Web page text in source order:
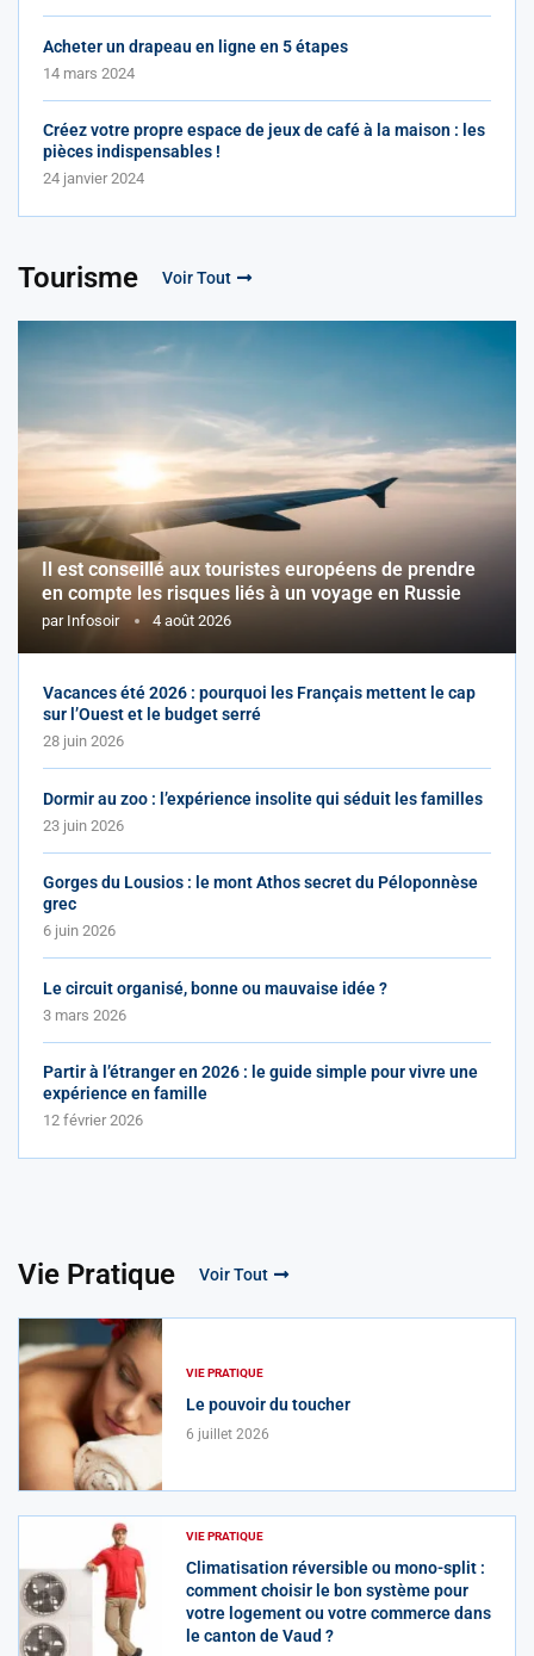
Acheter un drapeau en ligne en 5 étapes
14 mars 2024
Créez votre propre espace de jeux de café à la maison : les
pièces indispensables !
24 janvier 2024
Tourisme Voir Tout
Il est conseillé aux touristes européens de prendre
en compte les risques liés à un voyage en Russie
par Infosoir 4 août 2026
Vacances été 2026 : pourquoi les Français mettent le cap
sur l’Ouest et le budget serré
28 juin 2026
Dormir au zoo : l’expérience insolite qui séduit les familles
23 juin 2026
Gorges du Lousios : le mont Athos secret du Péloponnèse
grec
6 juin 2026
Le circuit organisé, bonne ou mauvaise idée ?
3 mars 2026
Partir à l’étranger en 2026 : le guide simple pour vivre une
expérience en famille
12 février 2026
Vie Pratique Voir Tout
VIE PRATIQUE
Le pouvoir du toucher
6 juillet 2026
VIE PRATIQUE
Climatisation réversible ou mono-split :
comment choisir le bon système pour
votre logement ou votre commerce dans
le canton de Vaud ?